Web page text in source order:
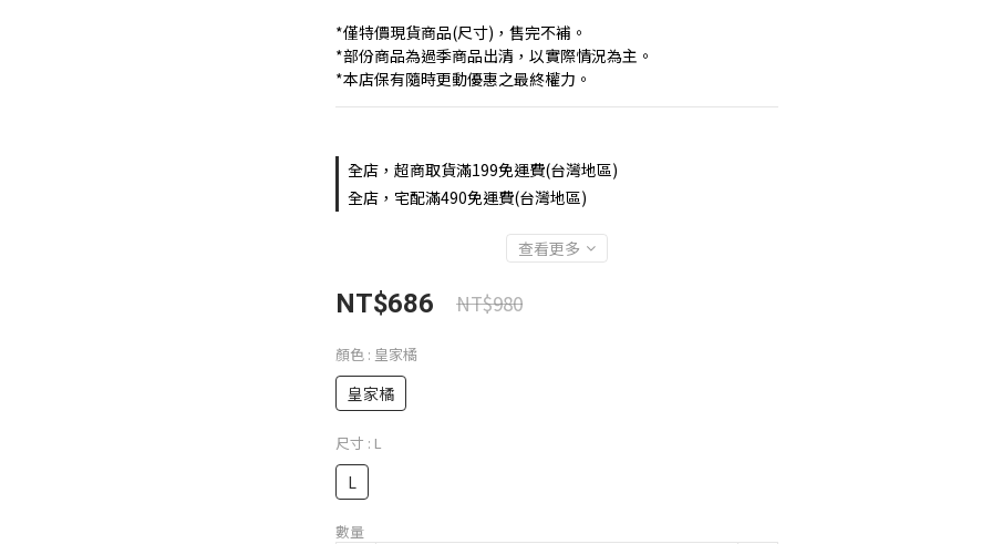
*僅特價現貨商品(尺寸)，售完不補。
*部份商品為過季商品出清，以實際情況為主。
*本店保有隨時更動優惠之最終權力。
全店，超商取貨滿199免運費(台灣地區)
全店，宅配滿490免運費(台灣地區)
查看更多
NT$686 NT$980
顏色 : 皇家橘
皇家橘
尺寸 : L
L
數量